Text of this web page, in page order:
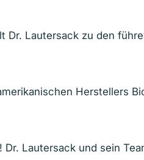
Lautersack zu den
Herstellers
Lautersack und sein